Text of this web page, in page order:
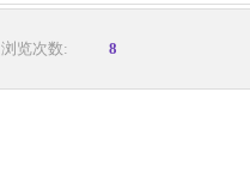
浏览次数: 8